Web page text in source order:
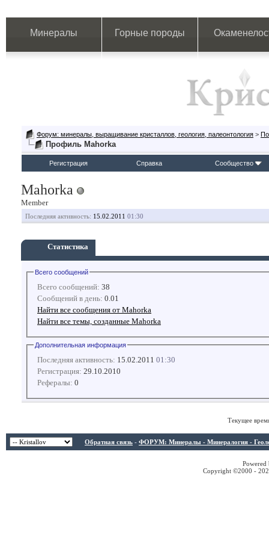
Минералы Горные породы
Форум: минералы, выращивание кристаллов, геология, палеонтология >
Профиль Mahorka
Регистрация Справка Сообщество
Mahorka
Member
Последняя активность: 15.02.2011 01:30
Статистика
Всего сообщений
Всего сообщений: 38
Сообщений в день: 0.01
Найти все сообщения от Mahorka
Найти все темы, созданные Mahorka
Дополнительная информация
Последняя активность: 15.02.2011 01:30
Регистрация: 29.10.2010
Рефералы: 0
Текущее
Обратная связь - ФОРУМ: Минералы - Минералогия -
Copyright ©2000 -